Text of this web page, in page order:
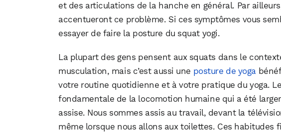
et des articulations de la hanche en général. Par
accentueront ce problème. Si ces symptômes vous
essayer de faire la posture du squat yogi.
La plupart des gens pensent aux squats dans le
musculation, mais c’est aussi une posture de yoga
votre routine quotidienne et à votre pratique du yoga.
fondamentale de la locomotion humaine qui a été
assise. Nous sommes assis au travail, devant la
même lorsque nous allons aux toilettes. Ces